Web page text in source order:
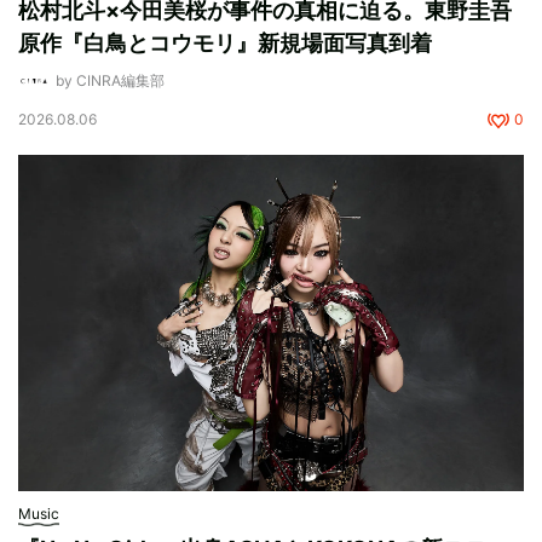
松村北斗×今田美桜が事件の真相に迫る。東野圭吾
原作『白鳥とコウモリ』新規場面写真到着
by CINRA編集部
2026.08.06 0
Music